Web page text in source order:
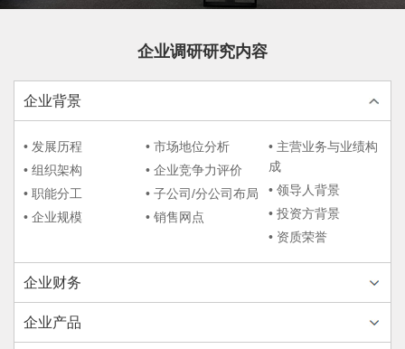
企业调研研究内容
企业背景
• 发展历程
• 组织架构
• 职能分工
• 企业规模
• 市场地位分析
• 企业竞争力评价
• 子公司/分公司布局
• 销售网点
• 主营业务与业绩构
成
• 领导人背景
• 投资方背景
• 资质荣誉
企业财务
企业产品